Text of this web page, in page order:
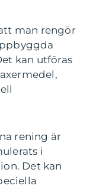
man rengör
kan utföras
rening är
i
Det kan